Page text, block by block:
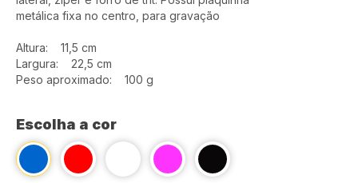
metálica fixa no centro, para gravação
Altura: 11,5 cm
Largura: 22,5 cm
Peso aproximado: 100 g
Escolha a cor